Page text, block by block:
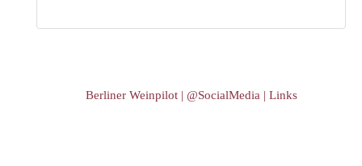
Berliner Weinpilot | @SocialMedia | Links